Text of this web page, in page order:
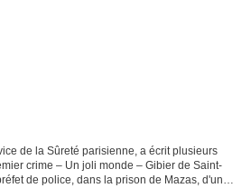
de la Sûreté parisienne, a écrit plusieurs
crime – Un joli monde – Gibier de Saint-
de police, dans la prison de Mazas, d'une